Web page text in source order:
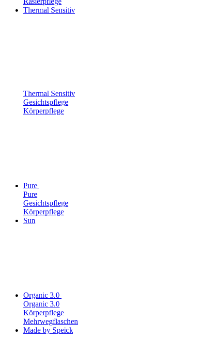
Thermal Sensitiv
Thermal Sensitiv
Gesichtspflege
Körperpflege
Pure
Pure
Gesichtspflege
Körperpflege
Sun
Organic 3.0
Organic 3.0
Körperpflege
Mehrwegflaschen
Made by Speick